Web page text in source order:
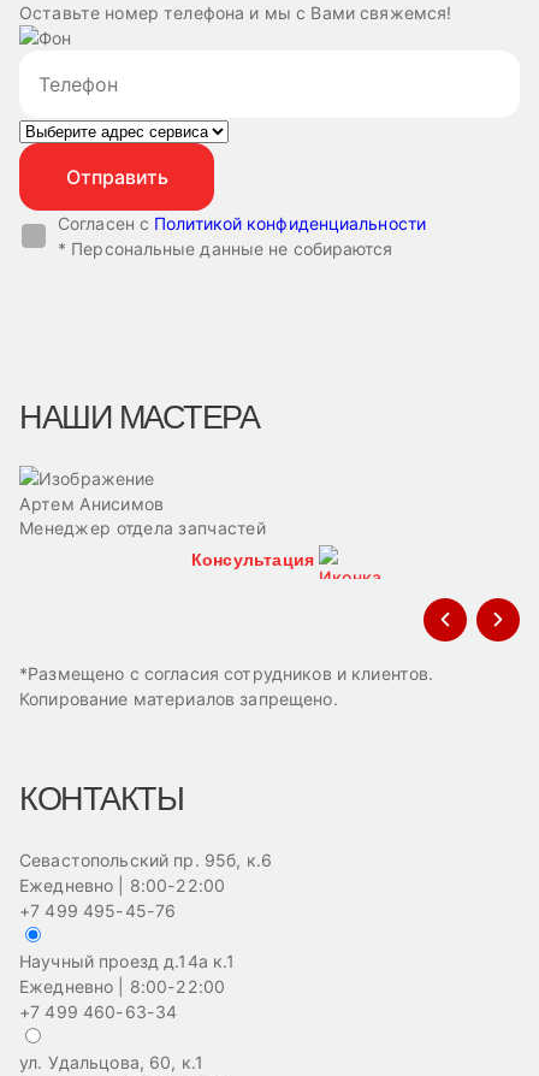
Оставьте номер телефона и мы с Вами свяжемся!
Согласен с Политикой конфиденциальности
* Персональные данные не собираются
НАШИ МАСТЕРА
Артем Анисимов
Менеджер отдела запчастей
Консультация
*Размещено с согласия сотрудников и клиентов.
Копирование материалов запрещено.
КОНТАКТЫ
Севастопольский пр. 95б, к.6
Ежедневно | 8:00-22:00
+7 499 495-45-76
Научный проезд д.14а к.1
Ежедневно | 8:00-22:00
+7 499 460-63-34
ул. Удальцова, 60, к.1